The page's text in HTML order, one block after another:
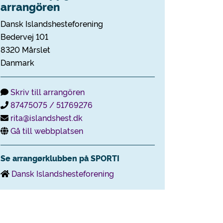
arrangören
Dansk Islandshesteforening
Bedervej 101
8320 Mårslet
Danmark
Skriv till arrangören
87475075 / 51769276
rita@islandshest.dk
Gå till webbplatsen
Se arrangørklubben på SPORTI
Dansk Islandshesteforening